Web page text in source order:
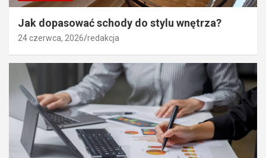
Jak dopasować schody do stylu wnętrza?
24 czerwca, 2026 redakcja